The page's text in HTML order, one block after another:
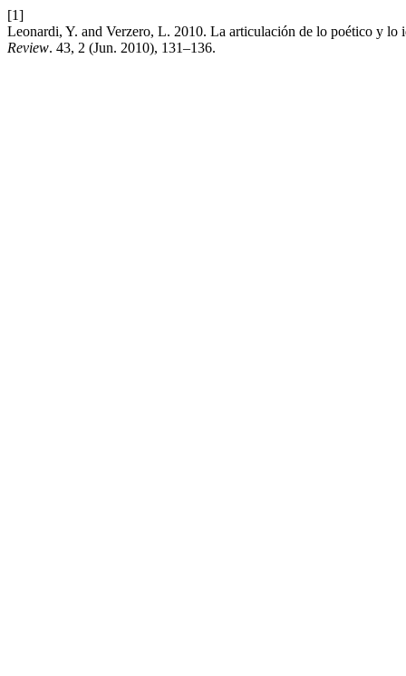
[1]
Leonardi, Y. and Verzero, L. 2010. La articulación de lo poético y
Review. 43, 2 (Jun. 2010), 131–136.